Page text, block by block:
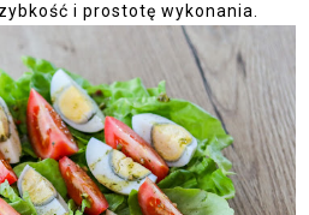
i prostotę wykonania.